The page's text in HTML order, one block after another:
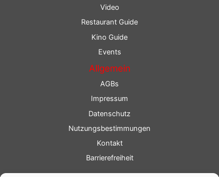
Video
Restaurant Guide
Kino Guide
Events
Allgemein
AGBs
Impressum
Datenschutz
Nutzungsbestimmungen
Kontakt
Barrierefreiheit